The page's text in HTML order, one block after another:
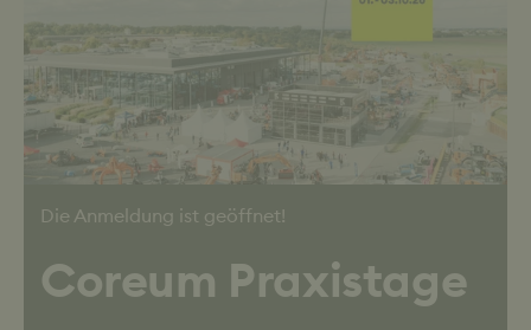
Die Anmeldung ist geöffnet!
Coreum Praxistage